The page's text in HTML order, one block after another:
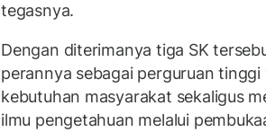
tegasnya.
Dengan diterimanya tiga SK
perannya sebagai perguruan
kebutuhan masyarakat sekaligus
ilmu pengetahuan melalui